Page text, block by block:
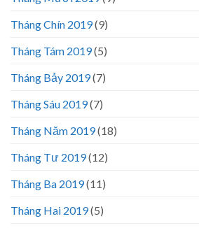
Tháng Chín 2019(9)
Tháng Tám 2019(5)
Tháng Bảy 2019(7)
Tháng Sáu 2019(7)
Tháng Năm 2019(18)
Tháng Tư 2019(12)
Tháng Ba 2019(11)
Tháng Hai 2019(5)